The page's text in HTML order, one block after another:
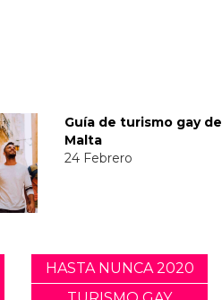
Guía de turismo gay de
Malta
24 Febrero
HASTA NUNCA 2020